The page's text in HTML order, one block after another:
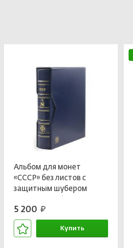
Альбом для монет
«СССР» без листов с
защитным шубером
LEUCHTTURM 344366
5 200 руб.
Купить